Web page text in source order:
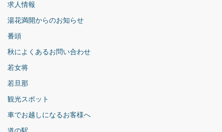
求人情報
湯花満開からのお知らせ
番頭
秋によくあるお問い合わせ
若女将
若旦那
観光スポット
車でお越しになるお客様へ